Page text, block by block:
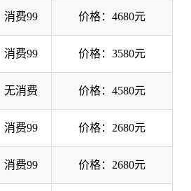
消费99 价格：4680元
消费99 价格：3580元
无消费 价格：4580元
消费99 价格：2680元
消费99 价格：2680元